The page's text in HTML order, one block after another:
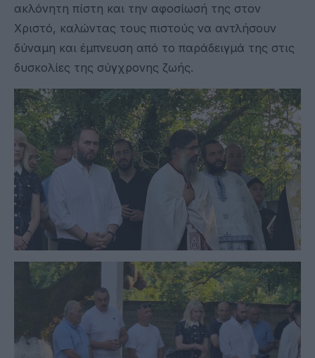
ακλόνητη πίστη και την αφοσίωσή της στον
Χριστό, καλώντας τους πιστούς να αντλήσουν
δύναμη και έμπνευση από το παράδειγμά της στις
δυσκολίες της σύγχρονης ζωής.